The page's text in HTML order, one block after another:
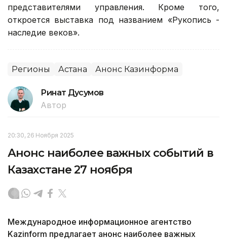
представителями управления. Кроме того,
откроется выставка под названием «Рукопись -
наследие веков».
Регионы Астана Анонс Казинформа
Ринат Дусумов
Автор
20:30, 26 Ноября 2025
Анонс наиболее важных событий в
Казахстане 27 ноября
Международное информационное агентство
Kazinform предлагает анонс наиболее важных